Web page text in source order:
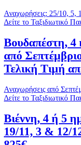
Αναχωρήσεις: 25/10, 5,
Δείτε το Ταξιδιωτικό
Βουδαπέστη, 4
από
Τελική Τιμή
Αναχωρήσεις από
Δείτε το Ταξιδιωτικό
Βιέννη, 4 ή 5
19/11, 3 & 12/